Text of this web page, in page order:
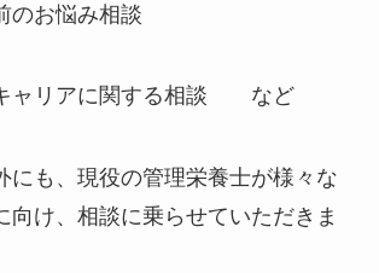
お悩み相談
ャリアに関する相談 など
も、現役の管理栄養士が様々な
向け、相談に乗らせていただきま